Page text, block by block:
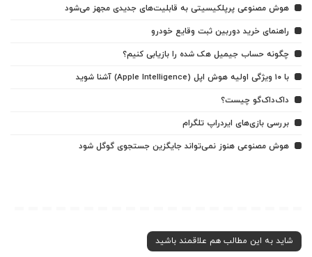
هوش مصنوعی پرپلکیسیتی به قابلیت‌های جدیدی مجهز می‌شود
راهنمای خرید دوربین ثبت وقایع خودرو
چگونه حساب جیمیل هک شده را بازیابی کنیم؟
با ۱۰ ویژگی اولیه هوش اپل (Apple Intelligence) آشنا شوید
داک‌داک‌گو چیست؟
بررسی بازی‌های ایردراپ تلگرام
هوش مصنوعی هنوز نمی‌تواند جایگزین جستجوی گوگل شود
شاید به این مطالب هم علاقمند باشید